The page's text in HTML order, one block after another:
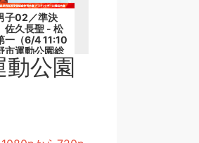
子02／準決
佐久長聖 - 松
一（6/4 11:10
市運動公園総
育館B）
動公園